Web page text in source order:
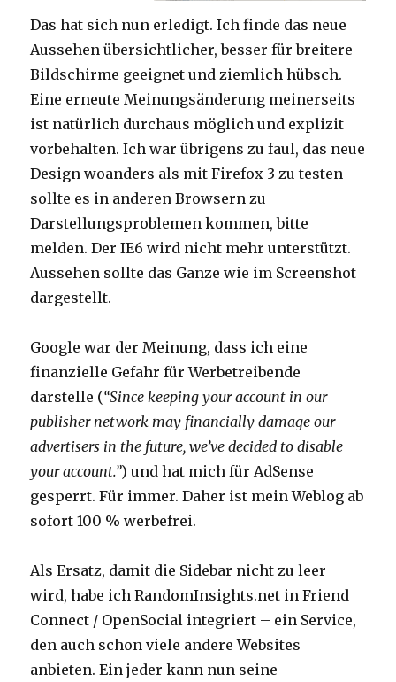
Das hat sich nun erledigt. Ich finde das neue
Aussehen übersichtlicher, besser für breitere
Bildschirme geeignet und ziemlich hübsch.
Eine erneute Meinungsänderung meinerseits
ist natürlich durchaus möglich und explizit
vorbehalten. Ich war übrigens zu faul, das neue
Design woanders als mit Firefox 3 zu testen –
sollte es in anderen Browsern zu
Darstellungsproblemen kommen, bitte
melden. Der IE6 wird nicht mehr unterstützt.
Aussehen sollte das Ganze wie im Screenshot
dargestellt.
Google war der Meinung, dass ich eine
finanzielle Gefahr für Werbetreibende
darstelle (“Since keeping your account in our
publisher network may financially damage our
advertisers in the future, we’ve decided to disable
your account.”) und hat mich für AdSense
gesperrt. Für immer. Daher ist mein Weblog ab
sofort 100 % werbefrei.
Als Ersatz, damit die Sidebar nicht zu leer
wird, habe ich RandomInsights.net in Friend
Connect / OpenSocial integriert – ein Service,
den auch schon viele andere Websites
anbieten. Ein jeder kann nun seine